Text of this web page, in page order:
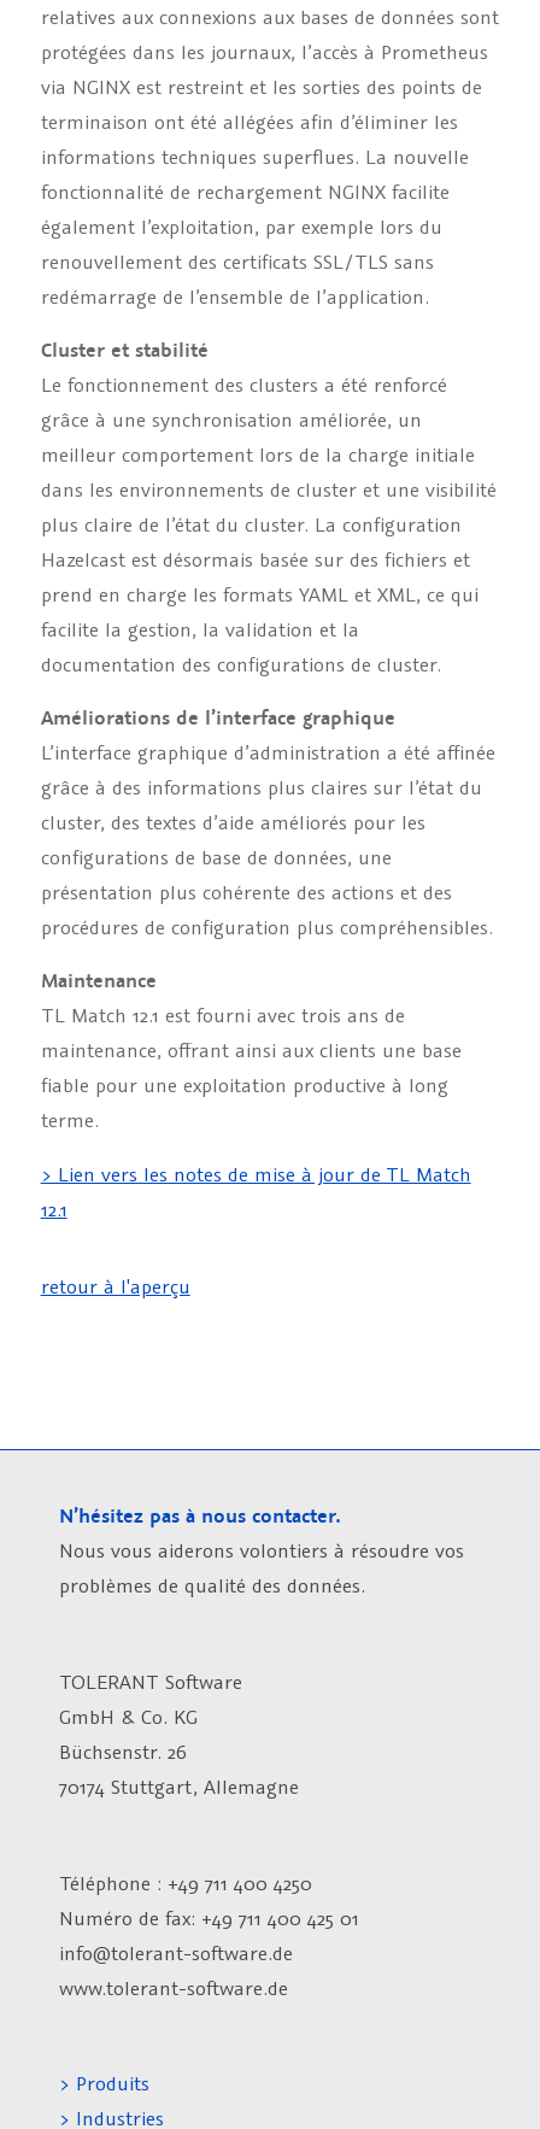
relatives aux connexions aux bases de données sont
protégées dans les journaux, l’accès à Prometheus
via NGINX est restreint et les sorties des points de
terminaison ont été allégées afin d’éliminer les
informations techniques superflues. La nouvelle
fonctionnalité de rechargement NGINX facilite
également l’exploitation, par exemple lors du
renouvellement des certificats SSL/TLS sans
redémarrage de l’ensemble de l’application.
Cluster et stabilité
Le fonctionnement des clusters a été renforcé
grâce à une synchronisation améliorée, un
meilleur comportement lors de la charge initiale
dans les environnements de cluster et une visibilité
plus claire de l’état du cluster. La configuration
Hazelcast est désormais basée sur des fichiers et
prend en charge les formats YAML et XML, ce qui
facilite la gestion, la validation et la
documentation des configurations de cluster.
Améliorations de l’interface graphique
L’interface graphique d’administration a été affinée
grâce à des informations plus claires sur l’état du
cluster, des textes d’aide améliorés pour les
configurations de base de données, une
présentation plus cohérente des actions et des
procédures de configuration plus compréhensibles.
Maintenance
TL Match 12.1 est fourni avec trois ans de
maintenance, offrant ainsi aux clients une base
fiable pour une exploitation productive à long
terme.
> Lien vers les notes de mise à jour de TL Match
12.1
retour à l'aperçu
N’hésitez pas à nous contacter.
Nous vous aiderons volontiers à résoudre vos
problèmes de qualité des données.
TOLERANT Software
GmbH & Co. KG
Büchsenstr. 26
70174 Stuttgart, Allemagne
Téléphone : +49 711 400 4250
Numéro de fax: +49 711 400 425 01
info@tolerant-software.de
www.tolerant-software.de
> Produits
> Industries